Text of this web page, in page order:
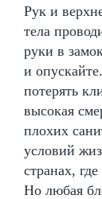
Рук и
тела
руки в
и
потерять
высокая
плохих
условий
странах,
Но любая